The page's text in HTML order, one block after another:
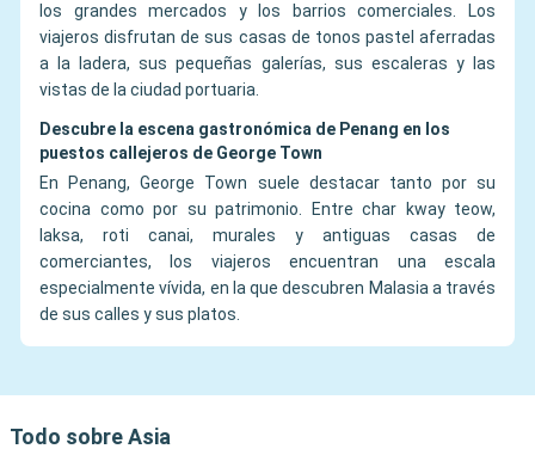
los grandes mercados y los barrios comerciales. Los
viajeros disfrutan de sus casas de tonos pastel aferradas
a la ladera, sus pequeñas galerías, sus escaleras y las
vistas de la ciudad portuaria.
Descubre la escena gastronómica de Penang en los
puestos callejeros de George Town
En Penang, George Town suele destacar tanto por su
cocina como por su patrimonio. Entre char kway teow,
laksa, roti canai, murales y antiguas casas de
comerciantes, los viajeros encuentran una escala
especialmente vívida, en la que descubren Malasia a través
de sus calles y sus platos.
Todo sobre Asia